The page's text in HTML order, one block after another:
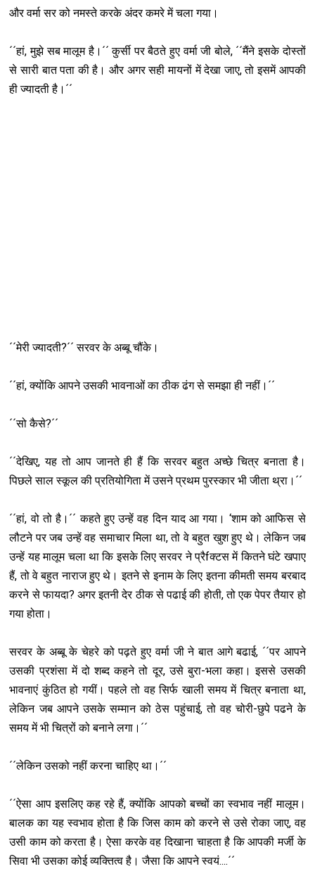
और वर्मा सर को नमस्ते करके अंदर कमरे में चला गया।
´´हां, मुझे सब मालूम है।´´ कुर्सी पर बैठते हुए वर्मा जी बोले, ´´मैंने इसके दोस्तों
से सारी बात पता की है। और अगर सही मायनों में देखा जाए, तो इसमें आपकी
ही ज्यादती है।´´
´´मेरी ज्यादती?´´ सरवर के अब्बू चौंके।
´´हां, क्योंकि आपने उसकी भावनाओं का ठीक ढंग से समझा ही नहीं।´´
´´सो कैसे?´´
´´देखिए, यह तो आप जानते ही हैं कि सरवर बहुत अच्छे चित्र बनाता है।
पिछले साल स्कूल की प्रतियोगिता में उसने प्रथम पुरस्कार भी जीता थ्रा।´´
´´हां, वो तो है।´´ कहते हुए उन्हें वह दिन याद आ गया। ‘शाम को आफिस से
लौटने पर जब उन्हें वह समाचार मिला था, तो वे बहुत खुश हुए थे। लेकिन जब
उन्हें यह मालूम चला था कि इसके लिए सरवर ने प्रैfक्टस में कितने घंटे खपाए
हैं, तो वे बहुत नाराज हुए थे। इतने से इनाम के लिए इतना कीमती समय बरबाद
करने से फायदा? अगर इतनी देर ठीक से पढाई की होती, तो एक पेपर तैयार हो
गया होता।
सरवर के अब्बू के चेहरे को पढ़ते हुए वर्मा जी ने बात आगे बढाई, ´´पर आपने
उसकी प्रशंसा में दो शब्द कहने तो दूर, उसे बुरा-भला कहा। इससे उसकी
भावनाएं कुंठित हो गयीं। पहले तो वह सिर्फ खाली समय में चित्र बनाता था,
लेकिन जब आपने उसके सम्मान को ठेस पहुंचाई, तो वह चोरी-छुपे पढने के
समय में भी चित्रों को बनाने लगा।´´
´´लेकिन उसको नहीं करना चाहिए था।´´
´´ऐसा आप इसलिए कह रहे हैं, क्योंकि आपको बच्चों का स्वभाव नहीं मालूम।
बालक का यह स्वभाव होता है कि जिस काम को करने से उसे रोका जाए, वह
उसी काम को करता है। ऐसा करके वह दिखाना चाहता है कि आपकी मर्जी के
सिवा भी उसका कोई व्यक्तित्‍व है। जैसा कि आपने स्वयं....´´